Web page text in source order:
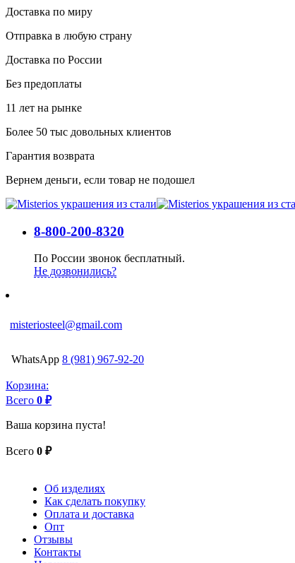
Доставка по миру
Отправка в любую страну
Доставка по России
Без предоплаты
11 лет на рынке
Более 50 тыс довольных клиентов
Гарантия возврата
Вернем деньги, если товар не подошел
8-800-200-8320
По России звонок бесплатный.
Не дозвонились?
misteriosteel@gmail.com
WhatsApp 8 (981) 967-92-20
Корзина:
Всего 0 ₽
Ваша корзина пуста!
Всего 0 ₽
Об изделиях
Как сделать покупку
Оплата и доставка
Опт
Отзывы
Контакты